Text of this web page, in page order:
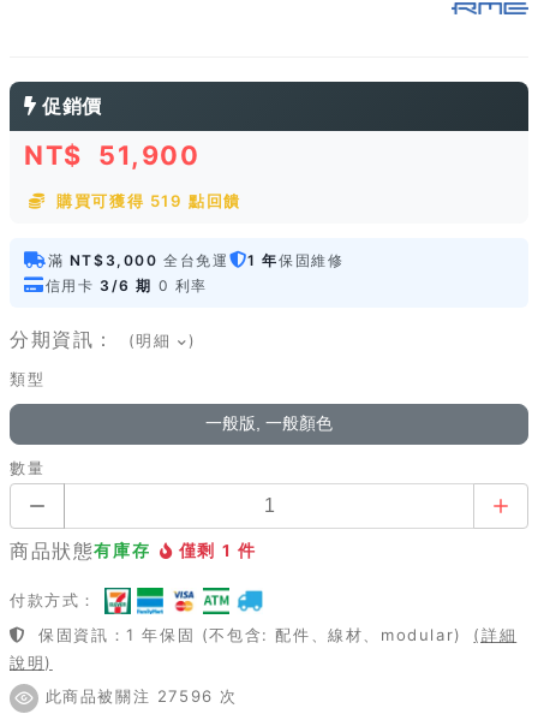
促銷價
NT$ 51,900
購買可獲得 519 點回饋
滿 NT$3,000 全台免運 1 年保固維修
信用卡 3/6 期 0 利率
分期資訊： (明細 )
類型
一般版, 一般顏色
數量
商品狀態有庫存 僅剩 1 件
付款方式：
保固資訊：1 年保固 (不包含: 配件、線材、modular)
(詳細
說明)
此商品被關注 27596 次